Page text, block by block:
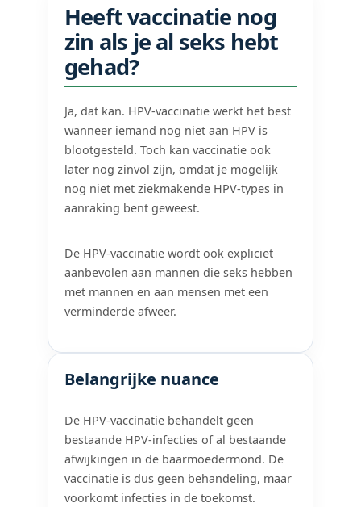
Heeft vaccinatie nog
zin als je al seks hebt
gehad?
Ja, dat kan. HPV-vaccinatie werkt het best
wanneer iemand nog niet aan HPV is
blootgesteld. Toch kan vaccinatie ook
later nog zinvol zijn, omdat je mogelijk
nog niet met ziekmakende HPV-types in
aanraking bent geweest.
De HPV-vaccinatie wordt ook expliciet
aanbevolen aan mannen die seks hebben
met mannen en aan mensen met een
verminderde afweer.
Belangrijke nuance
De HPV-vaccinatie behandelt geen
bestaande HPV-infecties of al bestaande
afwijkingen in de baarmoedermond. De
vaccinatie is dus geen behandeling, maar
voorkomt infecties in de toekomst.